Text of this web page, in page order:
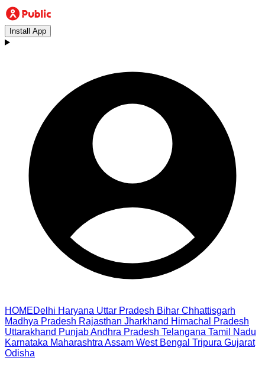
Install App
HOMEDelhi Haryana Uttar Pradesh Bihar Chhattisgarh
Madhya Pradesh Rajasthan Jharkhand Himachal Pradesh
Uttarakhand PunjabAndhra Pradesh Telangana Tamil Nadu
Karnataka Maharashtra Assam West Bengal Tripura Gujarat
Odisha